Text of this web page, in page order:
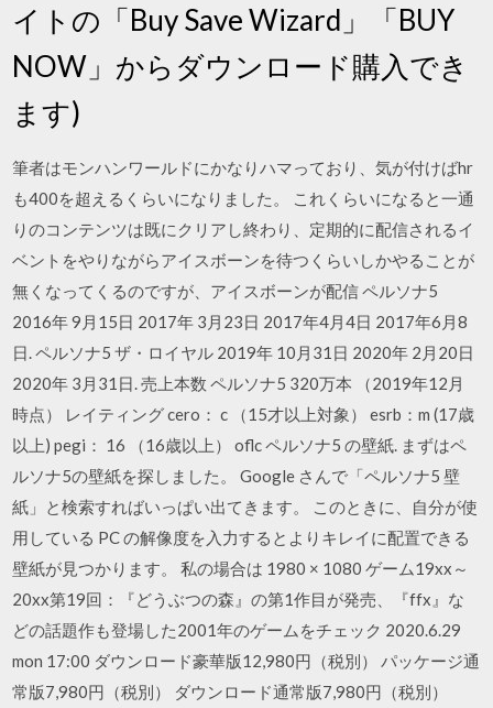
イトの「Buy Save Wizard」「BUY
NOW」からダウンロード購入でき
ます)
筆者はモンハンワールドにかなりハマっており、気が付けばhr
も400を超えるくらいになりました。 これくらいになると一通
りのコンテンツは既にクリアし終わり、定期的に配信されるイ
ベントをやりながらアイスボーンを待つくらいしかやることが
無くなってくるのですが、アイスボーンが配信 ペルソナ5
2016年 9月15日 2017年 3月23日 2017年4月4日 2017年6月8
日. ペルソナ5 ザ・ロイヤル 2019年 10月31日 2020年 2月20日
2020年 3月31日. 売上本数 ペルソナ5 320万本 （2019年12月
時点） レイティング cero： c （15才以上対象） esrb：m (17歳
以上) pegi： 16 （16歳以上） oflc ペルソナ5 の壁紙. まずはペ
ルソナ5の壁紙を探しました。 Google さんで「ペルソナ5 壁
紙」と検索すればいっぱい出てきます。 このときに、自分が使
用している PC の解像度を入力するとよりキレイに配置できる
壁紙が見つかります。 私の場合は 1980 × 1080 ゲーム19xx～
20xx第19回：『どうぶつの森』の第1作目が発売、『ffx』な
どの話題作も登場した2001年のゲームをチェック 2020.6.29
mon 17:00 ダウンロード豪華版12,980円（税別） パッケージ通
常版7,980円（税別） ダウンロード通常版7,980円（税別）